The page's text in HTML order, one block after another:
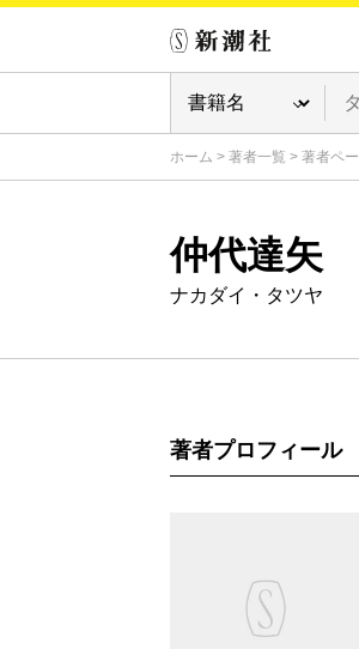
ホーム > 著者一覧 > 著者ペ
仲代達矢
ナカダイ・タツヤ
著者プロフィール